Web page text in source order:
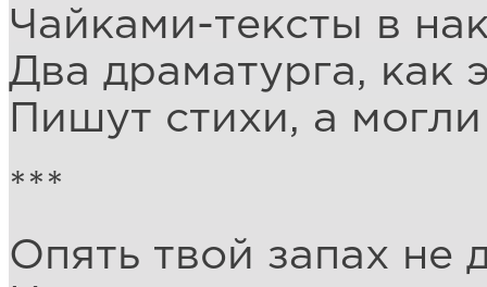
Чайками-тексты в
Два драматурга, как
Пишут стихи, а
***
Опять твой запах не